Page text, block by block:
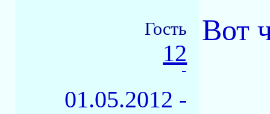
Гость
12
-
01.05.2012 -
Вот